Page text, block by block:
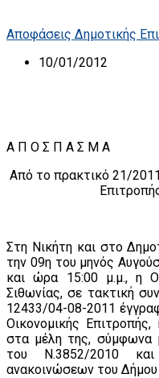
Αποφάσεις Δημοτικής
10/01/2012
A Π Ο Σ Π Α Σ Μ Α
Από το πρακτικό 21/
Στη Νικήτη και στο
την 09η του μηνός
και ώρα 15:00 μ.μ., η
Σιθωνίας, σε τακτική
12433/04-08-2011
Οικονομικής
στα μέλη της, σύμφωνα
του Ν.3852/2010 και
ανακοινώσεων του Δήμου